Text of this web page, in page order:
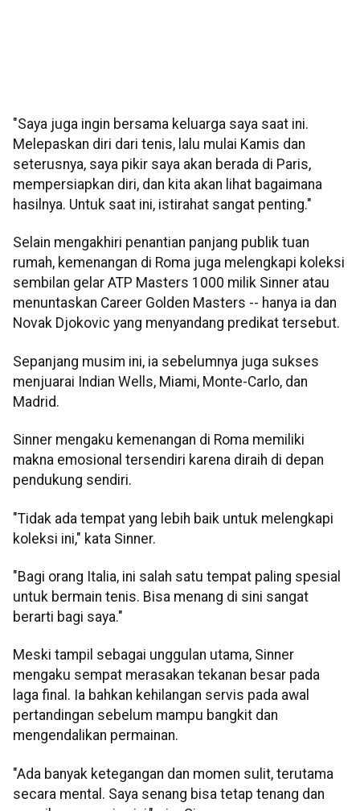
"Saya juga ingin bersama keluarga saya saat ini.
Melepaskan diri dari tenis, lalu mulai Kamis dan
seterusnya, saya pikir saya akan berada di Paris,
mempersiapkan diri, dan kita akan lihat bagaimana
hasilnya. Untuk saat ini, istirahat sangat penting."
Selain mengakhiri penantian panjang publik tuan
rumah, kemenangan di Roma juga melengkapi koleksi
sembilan gelar ATP Masters 1000 milik Sinner atau
menuntaskan Career Golden Masters -- hanya ia dan
Novak Djokovic yang menyandang predikat tersebut.
Sepanjang musim ini, ia sebelumnya juga sukses
menjuarai Indian Wells, Miami, Monte-Carlo, dan
Madrid.
Sinner mengaku kemenangan di Roma memiliki
makna emosional tersendiri karena diraih di depan
pendukung sendiri.
"Tidak ada tempat yang lebih baik untuk melengkapi
koleksi ini," kata Sinner.
"Bagi orang Italia, ini salah satu tempat paling spesial
untuk bermain tenis. Bisa menang di sini sangat
berarti bagi saya."
Meski tampil sebagai unggulan utama, Sinner
mengaku sempat merasakan tekanan besar pada
laga final. Ia bahkan kehilangan servis pada awal
pertandingan sebelum mampu bangkit dan
mengendalikan permainan.
"Ada banyak ketegangan dan momen sulit, terutama
secara mental. Saya senang bisa tetap tenang dan